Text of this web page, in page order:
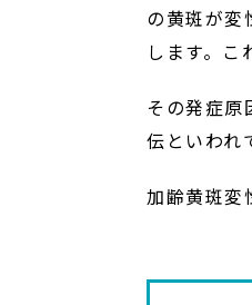
の黄斑が変
します。こ
その発症原
伝といわれ
加齢黄斑変